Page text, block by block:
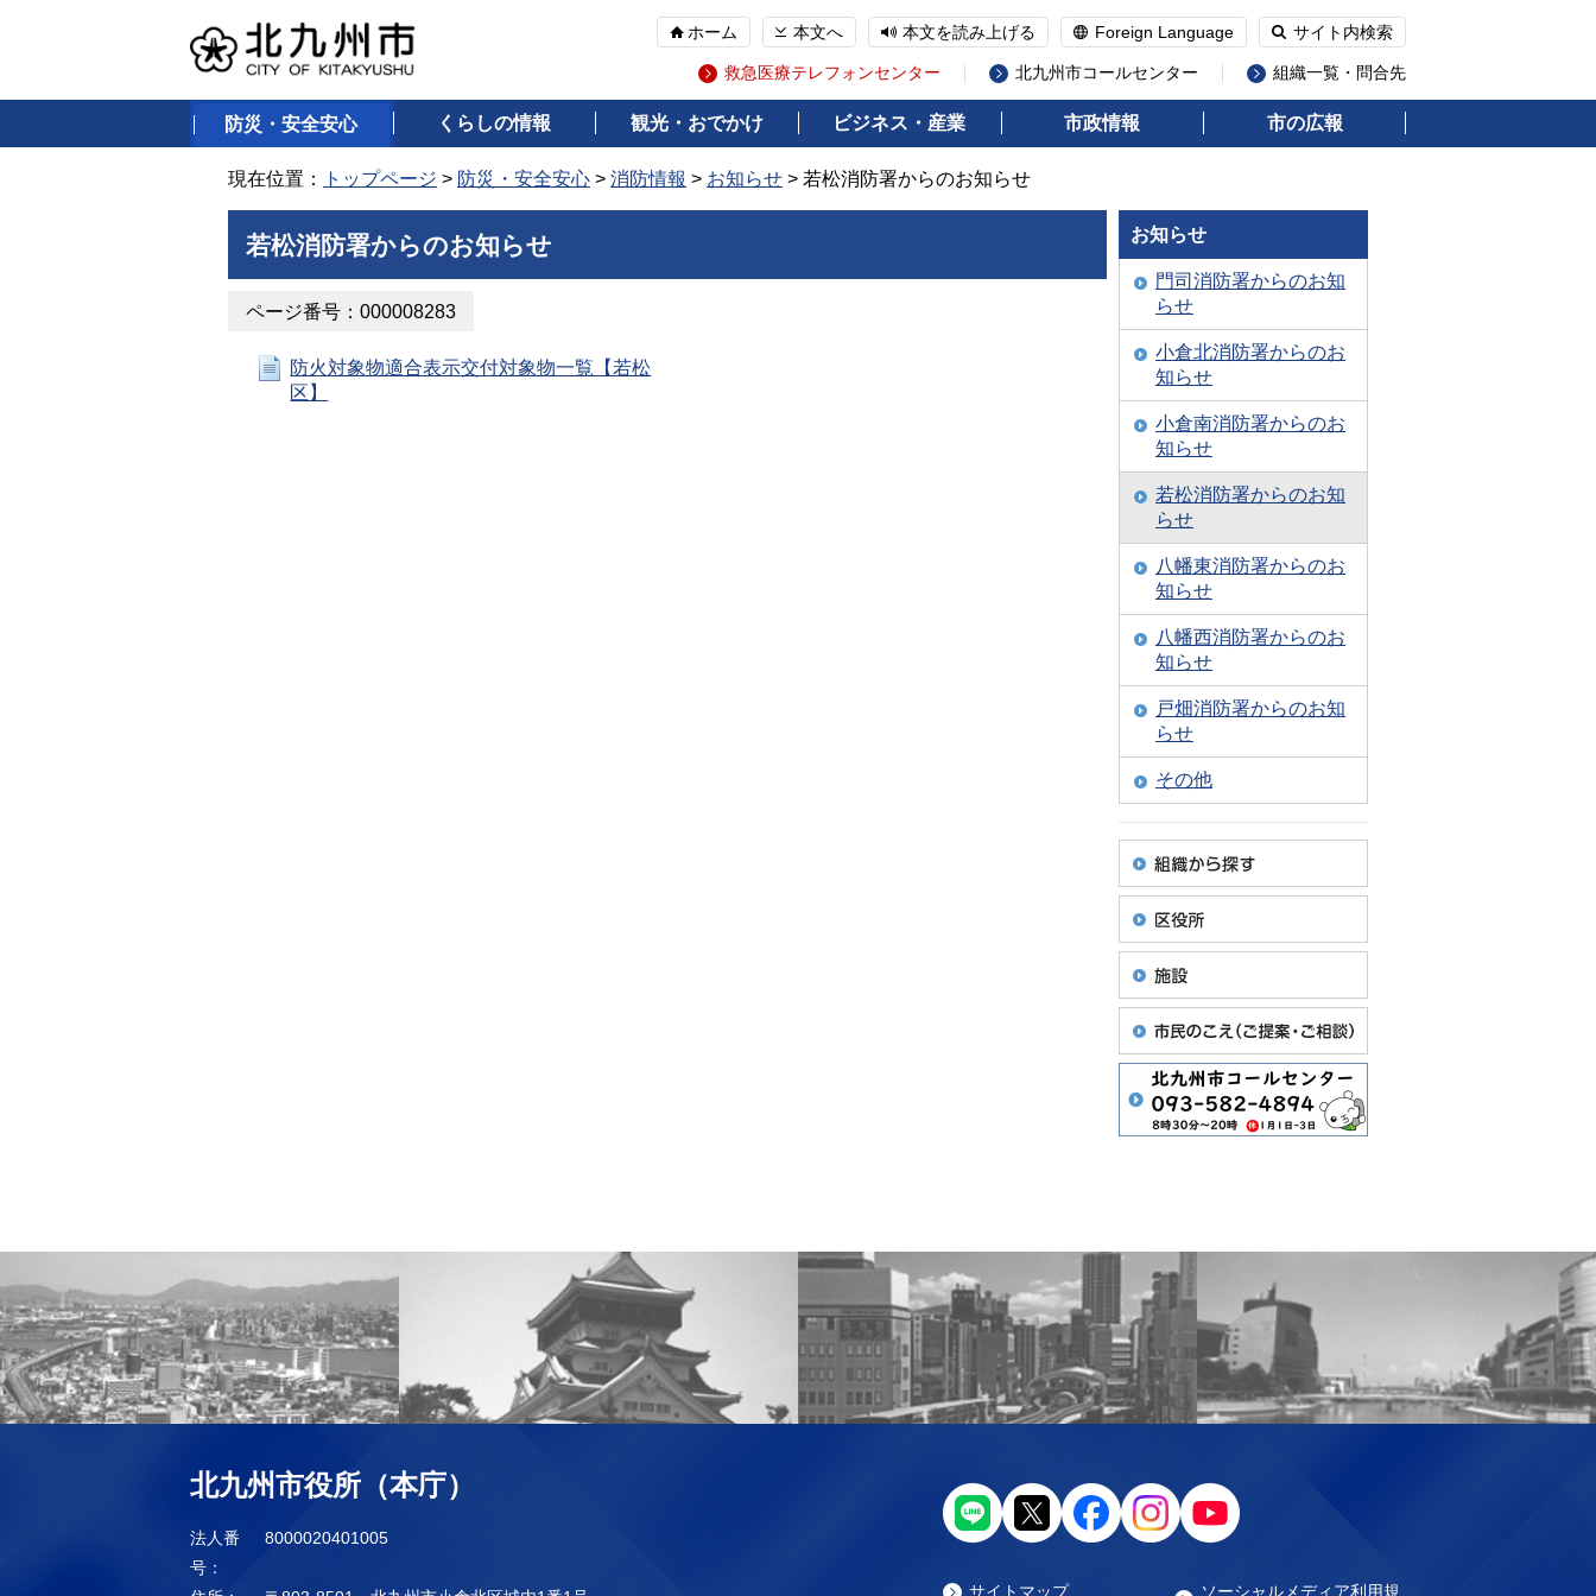
ホーム 本文へ 本文を読み上げる Foreign Language サイト内検索
救急医療テレフォンセンター 北九州市コールセンター 組織一覧・問合先
防災・安全安心 くらしの情報 観光・おでかけ ビジネス・産業 市政情報 市の広報
現在位置： トップページ > 防災・安全安心 > 消防情報 > お知らせ > 若松消防署からのお知らせ
若松消防署からのお知らせ
ページ番号：000008283
防火対象物適合表示交付対象物一覧【若松
区】
お知らせ
門司消防署からのお知
らせ
小倉北消防署からのお
知らせ
小倉南消防署からのお
知らせ
若松消防署からのお知
らせ
八幡東消防署からのお
知らせ
八幡西消防署からのお
知らせ
戸畑消防署からのお知
らせ
その他
北九州市役所（本庁）
法人番
号：
8000020401005
サイトマップ ソーシャルメディア利用規